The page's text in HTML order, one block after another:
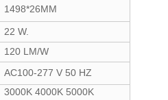
1498*26MM
22 W.
120 LM/W
AC100-277 V50 HZ
3000K 4000K 5000K